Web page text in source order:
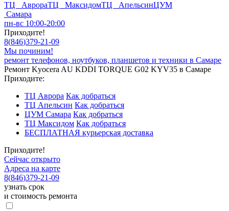
ТЦ АврораТЦ МаксидомТЦ АпельсинЦУМ
Самара
пн-вс 10:00-20:00
Приходите!
8(846)379-21-09
Мы починим!
ремонт телефонов, ноутбуков, планшетов и техники в Самаре
Ремонт Kyocera AU KDDI TORQUE G02 KYV35 в Самаре
Приходите:
ТЦ Аврора Как добраться
ТЦ Апельсин Как добраться
ЦУМ Самара Как добраться
ТЦ Максидом Как добраться
БЕСПЛАТНАЯ курьерская доставка
Приходите!
Сейчас открыто
Адреса на карте
8(846)379-21-09
узнать срок
и стоимость ремонта